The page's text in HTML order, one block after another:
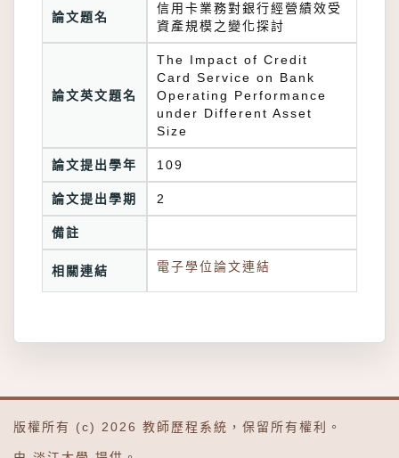
論文題名
信用卡業務對銀行經營績效受
資產規模之變化探討
論文英文題名
The Impact of Credit
Card Service on Bank
Operating Performance
under Different Asset
Size
論文提出學年 109
論文提出學期 2
備註
相關連結 電子學位論文連結
版權所有 (c) 2026 教師歷程系統 ，保留所有權利。